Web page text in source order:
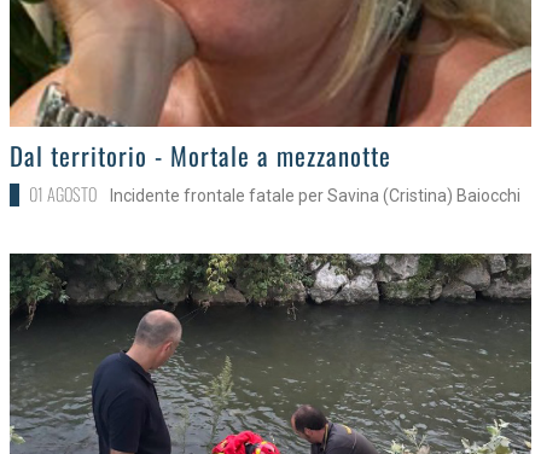
>
Dal territorio - Mortale a mezzanotte
01 AGOSTO Incidente frontale fatale per Savina (Cristina) Baiocchi